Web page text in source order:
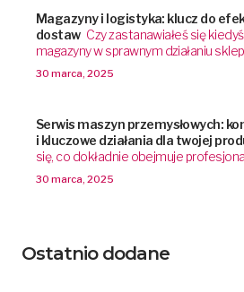
Magazyny i logistyka: klucz do
dostaw Czy zastanawiałeś się
magazyny w sprawnym działaniu
30 marca, 2025
Serwis maszyn przemysłowych:
i kluczowe działania dla twojej
się, co dokładnie obejmuje
30 marca, 2025
Ostatnio dodane